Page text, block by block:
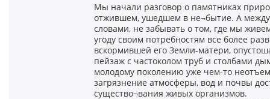
Мы начали разговор о памятниках
отжившем, ушедшем в не¬бытие. А между
словами, не забывать о том, где мы
угоду своим потребностям все более
вскормившей его Земли-матери,
пейзаж с частоколом труб и столбами
молодому поколению уже чем-то
загрязнение атмосферы, вод и почвы
существо¬вания живых организмов.